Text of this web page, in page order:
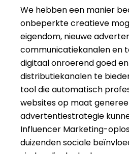
We hebben een manier
onbeperkte creatieve
eigendom, nieuwe
communicatiekanalen en
digitaal onroerend goed
distributiekanalen te
tool die automatisch
websites op maat
advertentiestrategie
Influencer Marketing-
duizenden sociale